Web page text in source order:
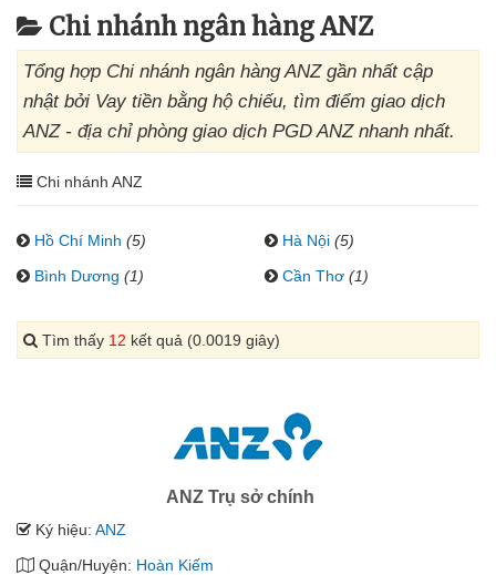
Chi nhánh ngân hàng ANZ
Tổng hợp Chi nhánh ngân hàng ANZ gần nhất cập
nhật bởi Vay tiền bằng hộ chiếu, tìm điểm giao dịch
ANZ - địa chỉ phòng giao dịch PGD ANZ nhanh nhất.
Chi nhánh ANZ
Hồ Chí Minh (5) Hà Nội (5)
Bình Dương (1) Cần Thơ (1)
Tìm thấy 12 kết quả (0.0019 giây)
ANZ Trụ sở chính
Ký hiệu: ANZ
Quận/Huyện: Hoàn Kiếm